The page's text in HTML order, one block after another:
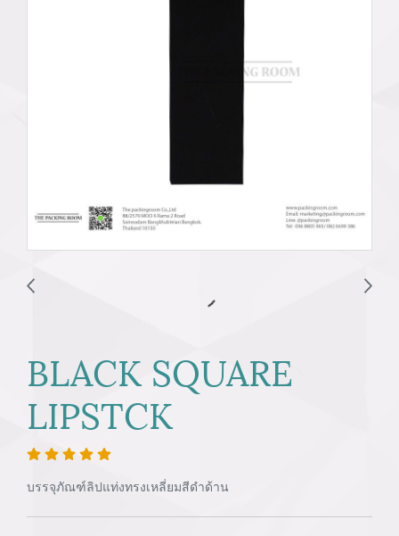
BLACK SQUARE
LIPSTCK
บรรจุภัณฑ์ลิปแท่งทรงเหลี่ยมสีดำด้าน